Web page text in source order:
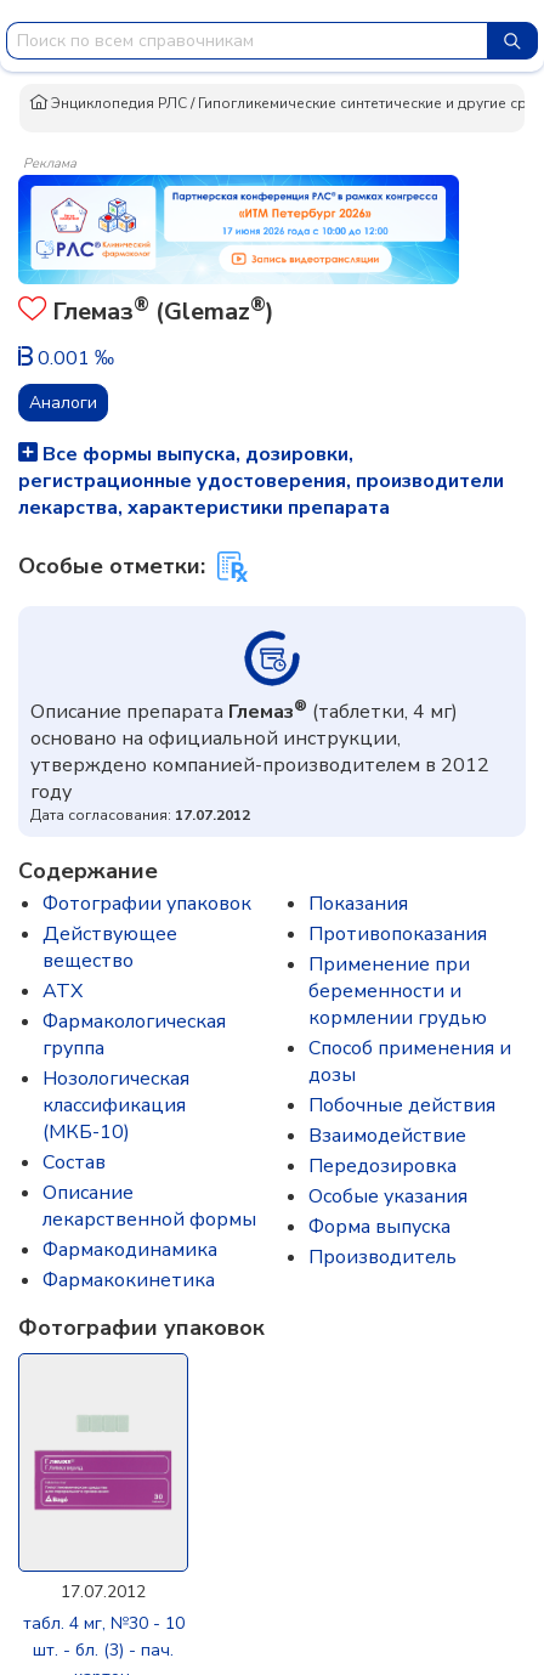
Энциклопедия РЛС/Гипогликемические синтетические и другие
Реклама
Глемаз® (Glemaz®)
0.001 ‰
Аналоги
Все формы выпуска, дозировки,
регистрационные удостоверения, производители
лекарства, характеристики препарата
Особые отметки:
Описание препарата Глемаз® (таблетки, 4 мг)
основано на официальной инструкции,
утверждено компанией-производителем в 2012
году
Дата согласования: 17.07.2012
Содержание
Фотографии упаковок
Действующее
вещество
ATX
Фармакологическая
группа
Нозологическая
классификация
(МКБ-10)
Состав
Описание
лекарственной формы
Фармакодинамика
Фармакокинетика
Показания
Противопоказания
Применение при
беременности и
кормлении грудью
Способ применения и
дозы
Побочные действия
Взаимодействие
Передозировка
Особые указания
Форма выпуска
Производитель
Фотографии упаковок
17.07.2012
табл. 4 мг, №30 - 10
шт. - бл. (3) - пач.